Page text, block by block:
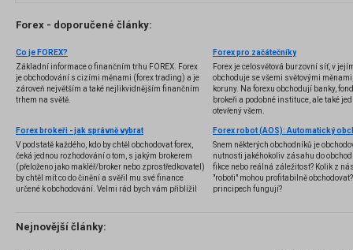
Forex - doporučené články:
Co je FOREX?
Základní informace o finančním trhu FOREX. Forex
je obchodování s cizími měnami (forex trading) a je
zároveň největším a také nejlikvidnějším finančním
trhem na světě.
Forex pro začátečníky
Forex je celosvětová burzovní síť, v
obchoduje se všemi světovými
koruny. Na forexu obchodují banky,
brokeři a podobné instituce, ale také
otevřený všem.
Forex brokeři - jak správně vybrat
V podstatě každého, kdo by chtěl obchodovat forex,
čeká jednou rozhodování o tom, s jakým brokerem
(přeloženo jako makléř/broker nebo zprostředkovatel)
by chtěl mít co do činění a svěřil mu své finance
určené k obchodování. Velmi rád bych vám přiblížil
několik příkladů nejznámějších z nich.
Snem některých obchodníků je
nutnosti jakéhokoliv zásahu do
fikce nebo reálná záležitost? Kolik z
"roboti" mohou profitabilně
principech fungují?
Nejnovější články: